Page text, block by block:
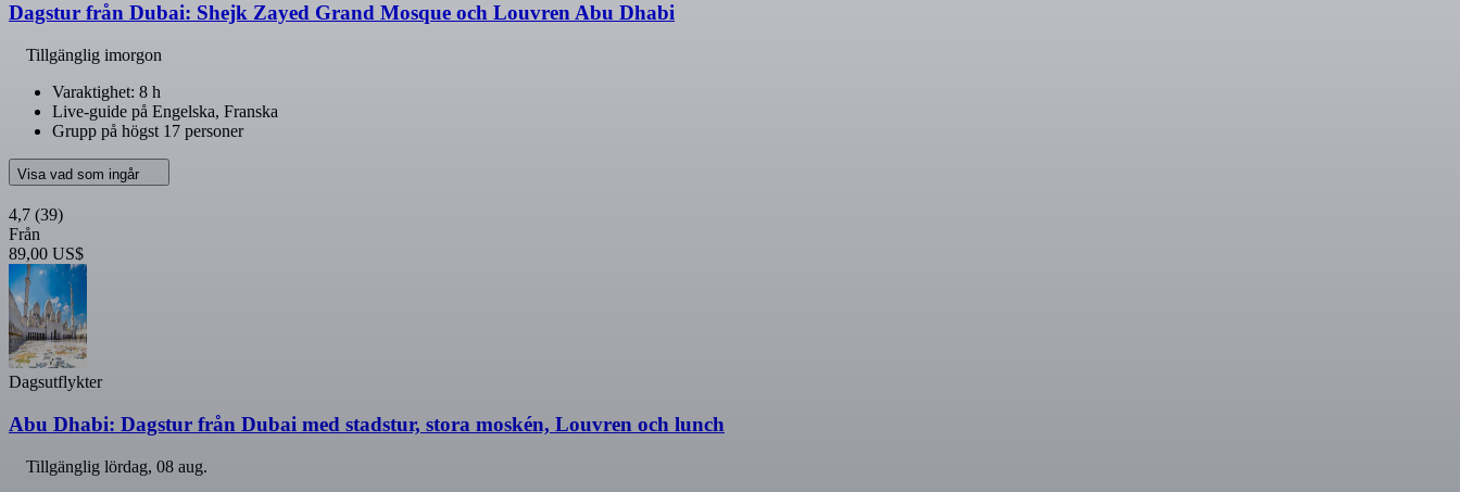
Dagstur från Dubai: Shejk Zayed Grand Mosque och Louvren Abu Dhabi
Tillgänglig imorgon
Varaktighet: 8 h
Live-guide på Engelska, Franska
Grupp på högst 17 personer
Visa vad som ingår
4,7 (39)
Från
89,00 US$
Dagsutflykter
Abu Dhabi: Dagstur från Dubai med stadstur, stora moskén, Louvren och lunch
Tillgänglig lördag, 08 aug.